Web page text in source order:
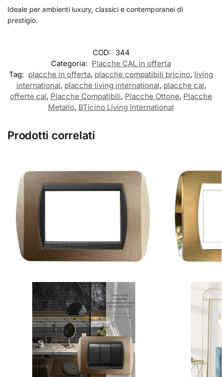
Ideale per ambienti luxury, classici e contemporanei di
prestigio.
COD: 344
Categoria: Placche CAL in offerta
Tag: placche in offerta, placche compatibili bricino, living
international, placche living international, placche cal,
offerte cal, Placche Compatibili, Placche Ottone, Placche
Metallo, BTicino Living International
Prodotti correlati